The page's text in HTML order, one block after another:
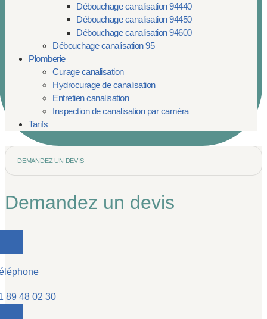
Débouchage canalisation 94440
Débouchage canalisation 94450
Débouchage canalisation 94600
Débouchage canalisation 95
Plomberie
Curage canalisation
Hydrocurage de canalisation
Entretien canalisation
Inspection de canalisation par caméra
Tarifs
DEMANDEZ UN DEVIS
Demandez un devis
89 48 02 30